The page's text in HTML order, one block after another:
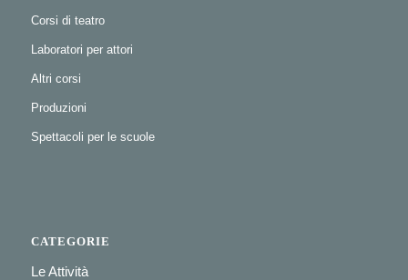
Corsi di teatro
Laboratori per attori
Altri corsi
Produzioni
Spettacoli per le scuole
CATEGORIE
Le Attività